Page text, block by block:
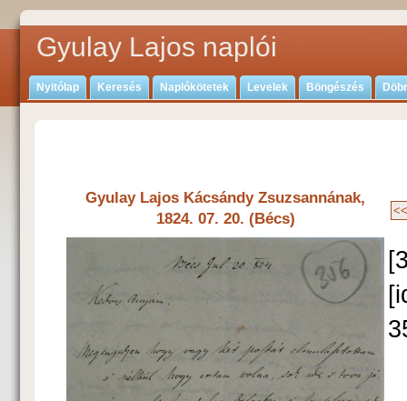
Gyulay Lajos naplói
Nyitólap Keresés Naplókötetek Levelek Böngészés
Gyulay Lajos Kácsándy Zsuzsannának,
1824. 07. 20. (Bécs)